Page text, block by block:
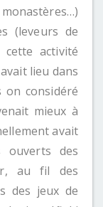
(leveurs de
activité
lieu dans
on considéré
mieux à
avait
des
au fil des
des jeux de